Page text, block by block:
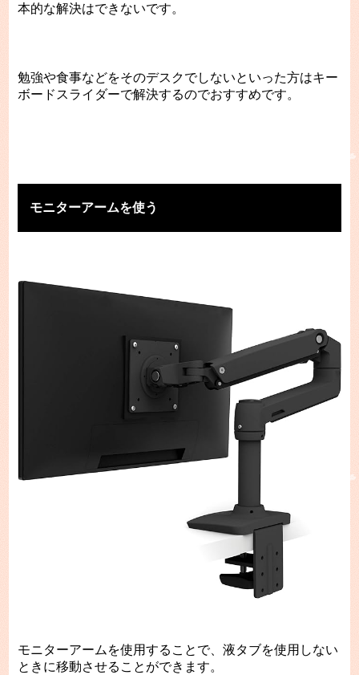
本的な解決はできないです。
勉強や食事などをそのデスクでしないといった方はキー
ボードスライダーで解決するのでおすすめです。
モニターアームを使う
モニターアームを使用することで、液タブを使用しない
ときに移動させることができます。